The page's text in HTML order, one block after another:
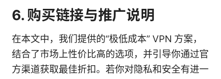
6. 购买链接与推广说明
在本文中，我们提供的“极低成本” VPN 方案，
结合了市场上性价比高的选项，并引导你通过官
方渠道获取最佳折扣。若你对隐私和安全有进一